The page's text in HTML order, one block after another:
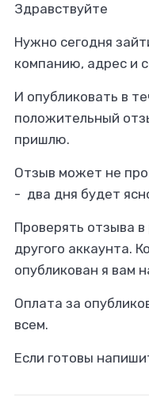
Здравствуйте
Нужно сегодня
компанию, адрес и
И опубликовать в
положительный
пришлю.
Отзыв может не
- два дня будет
Проверять отзыва
другого аккаунта.
опубликован я вам
Оплата за
всем.
Если готовы